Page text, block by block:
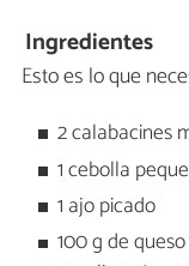
Ingredientes
Esto es lo que
2 calabacines
1 cebolla
1 ajo picado
100 g de